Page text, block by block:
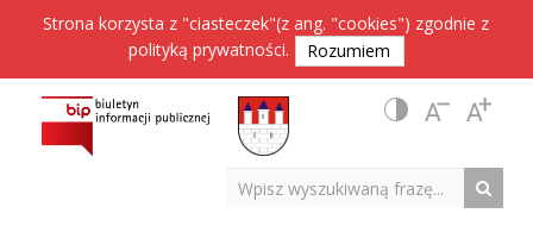
Strona korzysta z "ciasteczek"(z ang. "cookies") zgodnie z
polityką prywatności. Rozumiem